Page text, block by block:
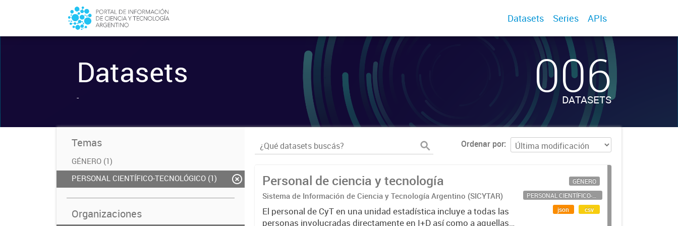
Datasets Series APIs
Datasets
- 006
DATASETS
Temas
GÉNERO (1)
PERSONAL CIENTÍFICO-TECNOLÓGICO (1)
Organizaciones
Ordenar por
Personal de ciencia y tecnología
Sistema de Información de Ciencia y Tecnología Argentino (SICYTAR)
El personal de CyT en una unidad estadística incluye a todas las
personas involucradas directamente en I+D así como a aquellas
GÉNERO
PERSONAL CIENTÍFICO-TECNOLÓGICO
json
csv